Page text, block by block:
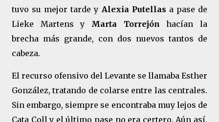
tuvo su mejor tarde y Alexia Putellas a pase de
Lieke Martens y Marta Torrejón hacían la
brecha más grande, con dos nuevos tantos de
cabeza.
El recurso ofensivo del Levante se llamaba Esther
González, tratando de colarse entre las centrales.
Sin embargo, siempre se encontraba muy lejos de
Cata Coll y el último pase no era certero. Aún así,